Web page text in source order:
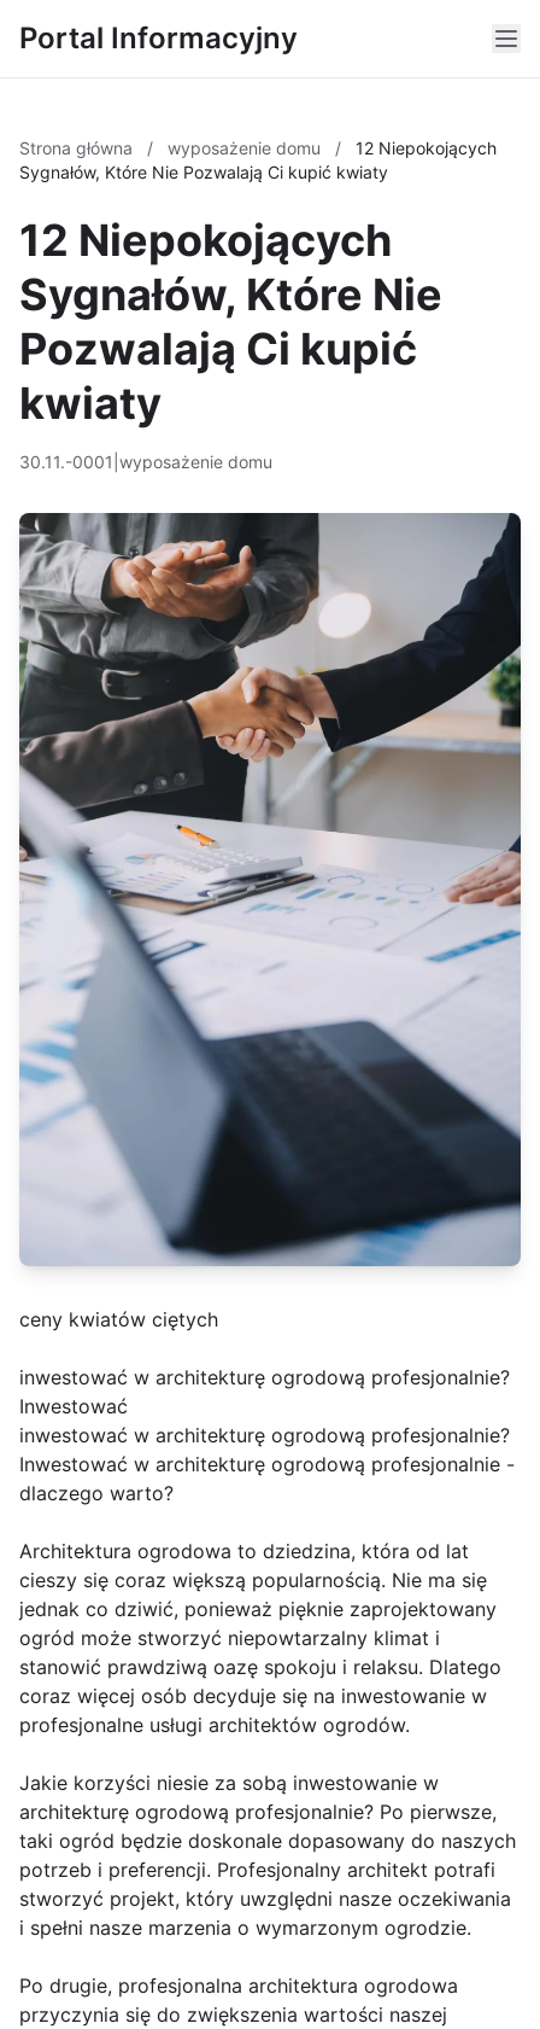
Portal Informacyjny
Strona główna / wyposażenie domu /
12 Niepokojących
Sygnałów, Które Nie Pozwalają Ci kupić kwiaty
12 Niepokojących
Sygnałów, Które Nie
Pozwalają Ci kupić
kwiaty
30.11.-0001 wyposażenie domu
ceny kwiatów ciętych
inwestować w architekturę ogrodową profesjonalnie?
Inwestować
inwestować w architekturę ogrodową profesjonalnie?
Inwestować w architekturę ogrodową profesjonalnie -
dlaczego warto?
Architektura ogrodowa to dziedzina, która od lat
cieszy się coraz większą popularnością. Nie ma się
jednak co dziwić, ponieważ pięknie zaprojektowany
ogród może stworzyć niepowtarzalny klimat i
stanowić prawdziwą oazę spokoju i relaksu. Dlatego
coraz więcej osób decyduje się na inwestowanie w
profesjonalne usługi architektów ogrodów.
Jakie korzyści niesie za sobą inwestowanie w
architekturę ogrodową profesjonalnie? Po pierwsze,
taki ogród będzie doskonale dopasowany do naszych
potrzeb i preferencji. Profesjonalny architekt potrafi
stworzyć projekt, który uwzględni nasze oczekiwania
i spełni nasze marzenia o wymarzonym ogrodzie.
Po drugie, profesjonalna architektura ogrodowa
przyczynia się do zwiększenia wartości naszej